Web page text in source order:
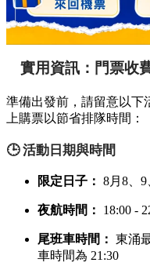
實用資訊：門票收
準備出發前，請留意以下
上購票以節省排隊時間：
🕒 活動日期與時間
限定日子： 8月8、9
夜航時間： 18:00 -
尾班車時間： 東涌
車時間為 21:30